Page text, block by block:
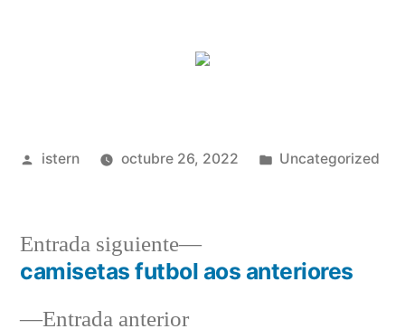
Publicado
istern octubre 26, 2022
Publicado
Uncategorized
Navegación
Entrada anteriorEntrada
Entrada siguiente
Entrada
siguiente:
camisetas futbol aos anteriores